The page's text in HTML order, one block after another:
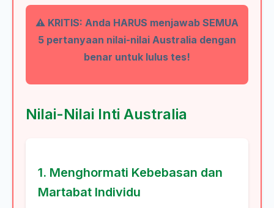
⚠️ KRITIS: Anda HARUS menjawab SEMUA
5 pertanyaan nilai-nilai Australia dengan
benar untuk lulus tes!
Nilai-Nilai Inti Australia
1. Menghormati Kebebasan dan
Martabat Individu